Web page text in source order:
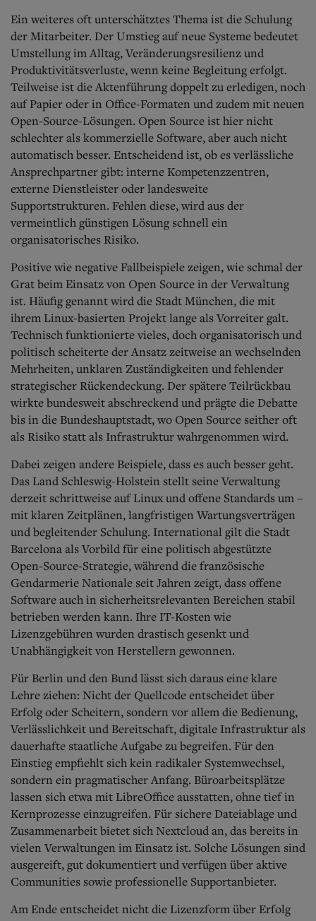
Ein weiteres oft unterschätztes Thema ist die Schulung
der Mitarbeiter. Der Umstieg auf neue Systeme bedeutet
Umstellung im Alltag, Veränderungsresilienz und
Produktivitätsverluste, wenn keine Begleitung erfolgt.
Teilweise ist die Aktenführung doppelt zu erledigen, noch
auf Papier oder in Office-Formaten und zudem mit neuen
Open-Source-Lösungen. Open Source ist hier nicht
schlechter als kommerzielle Software, aber auch nicht
automatisch besser. Entscheidend ist, ob es verlässliche
Ansprechpartner gibt: interne Kompetenzzentren,
externe Dienstleister oder landesweite
Supportstrukturen. Fehlen diese, wird aus der
vermeintlich günstigen Lösung schnell ein
organisatorisches Risiko.
Positive wie negative Fallbeispiele zeigen, wie schmal der
Grat beim Einsatz von Open Source in der Verwaltung
ist. Häufig genannt wird die Stadt München, die mit
ihrem Linux-basierten Projekt lange als Vorreiter galt.
Technisch funktionierte vieles, doch organisatorisch und
politisch scheiterte der Ansatz zeitweise an wechselnden
Mehrheiten, unklaren Zuständigkeiten und fehlender
strategischer Rückendeckung. Der spätere Teilrückbau
wirkte bundesweit abschreckend und prägte die Debatte
bis in die Bundeshauptstadt, wo Open Source seither oft
als Risiko statt als Infrastruktur wahrgenommen wird.
Dabei zeigen andere Beispiele, dass es auch besser geht.
Das Land Schleswig-Holstein stellt seine Verwaltung
derzeit schrittweise auf Linux und offene Standards um –
mit klaren Zeitplänen, langfristigen Wartungsverträgen
und begleitender Schulung. International gilt die Stadt
Barcelona als Vorbild für eine politisch abgestützte
Open-Source-Strategie, während die französische
Gendarmerie Nationale seit Jahren zeigt, dass offene
Software auch in sicherheitsrelevanten Bereichen stabil
betrieben werden kann. Ihre IT-Kosten wie
Lizenzgebühren wurden drastisch gesenkt und
Unabhängigkeit von Herstellern gewonnen.
Für Berlin und den Bund lässt sich daraus eine klare
Lehre ziehen: Nicht der Quellcode entscheidet über
Erfolg oder Scheitern, sondern vor allem die Bedienung,
Verlässlichkeit und Bereitschaft, digitale Infrastruktur als
dauerhafte staatliche Aufgabe zu begreifen. Für den
Einstieg empfiehlt sich kein radikaler Systemwechsel,
sondern ein pragmatischer Anfang. Büroarbeitsplätze
lassen sich etwa mit LibreOffice ausstatten, ohne tief in
Kernprozesse einzugreifen. Für sichere Dateiablage und
Zusammenarbeit bietet sich Nextcloud an, das bereits in
vielen Verwaltungen im Einsatz ist. Solche Lösungen sind
ausgereift, gut dokumentiert und verfügen über aktive
Communities sowie professionelle Supportanbieter.
Am Ende entscheidet nicht die Lizenzform über Erfolg